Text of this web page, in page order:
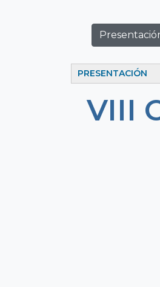
PRESENTACIÓN
VIII